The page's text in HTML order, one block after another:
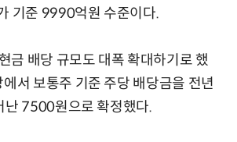
기준 9990억원 수준이다.
금 배당 규모도 대폭 확대하기로 했
서 보통주 기준 주당 배당금을 전년
7500원으로 확정했다.